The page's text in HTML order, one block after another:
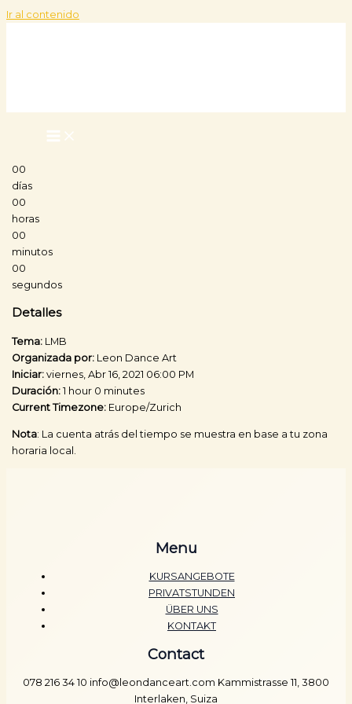
Ir al contenido
00
días
00
horas
00
minutos
00
segundos
Detalles
Tema: LMB
Organizada por: Leon Dance Art
Iniciar: viernes, Abr 16, 2021 06:00 PM
Duración: 1 hour 0 minutes
Current Timezone: Europe/Zurich
Nota: La cuenta atrás del tiempo se muestra en base a tu zona
horaria local.
Menu
KURSANGEBOTE
PRIVATSTUNDEN
ÜBER UNS
KONTAKT
Contact
078 216 34 10 info@leondanceart.com Kammistrasse 11, 3800
Interlaken, Suiza